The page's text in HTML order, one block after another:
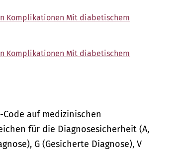
Komplikationen Mit diabetischem
Komplikationen Mit diabetischem
Code auf medizinischen
für die Diagnosesicherheit (A,
G (Gesicherte Diagnose), V